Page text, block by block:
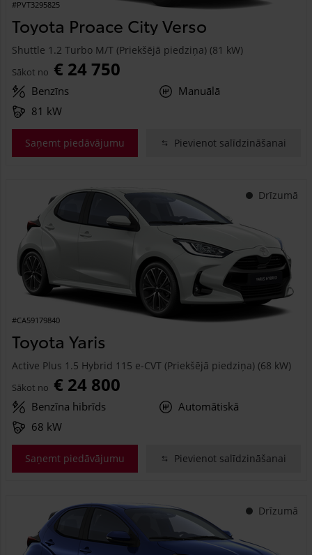
#PVT3295825
Toyota Proace City Verso
Shuttle 1.2 Turbo M/T (Priekšējā piedziņa) (81 kW)
Sākot no € 24 750
Benzīns
Manuālā
81 kW
Saņemt piedāvājumu Pievienot salīdzināšanai
Drīzumā
#CA59179840
Toyota Yaris
Active Plus 1.5 Hybrid 115 e-CVT (Priekšējā piedziņa) (68 kW)
Sākot no € 24 800
Benzīna hibrīds
Automātiskā
68 kW
Saņemt piedāvājumu Pievienot salīdzināšanai
Drīzumā